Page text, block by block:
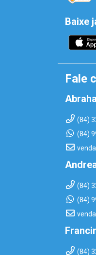
Baixe
Fale
(84)
(84)
(84)
(84)
(84)